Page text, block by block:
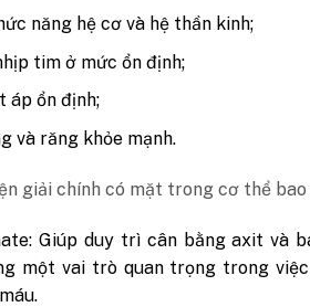
năng hệ cơ và hệ thần kinh;
tim ở mức ổn định;
áp ổn định;
và răng khỏe mạnh.
giải chính có mặt trong cơ thể bao
Giúp duy trì cân bằng axit và
một vai trò quan trọng trong